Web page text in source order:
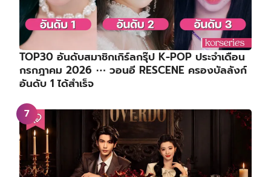
TOP30 อันดับสมาชิกเกิร์ลกรุ๊ป K-POP ประจำเดือน
กรกฎาคม 2026 ⋯ วอนอี RESCENE ครองบัลลังก์
อันดับ 1 ได้สำเร็จ